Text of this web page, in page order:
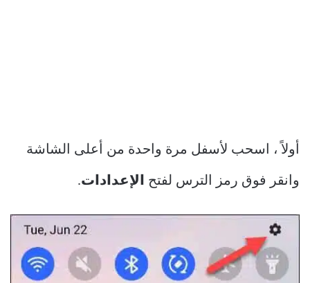
أولاً ، اسحب لأسفل مرة واحدة من أعلى الشاشة
وانقر فوق رمز الترس لفتح الإعدادات.